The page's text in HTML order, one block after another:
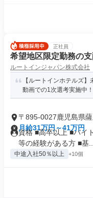
正社員
希望地区限定勤務の
ルートインジャパン株式会社
【ルートインホテルズ
動画での1次選考実施中！
〒895-0027鹿児島県
月給31万円～41万円
資格 ■高卒以上 ■バイ
等の経験がある方 ■基...
中途入社50％以上 +10個